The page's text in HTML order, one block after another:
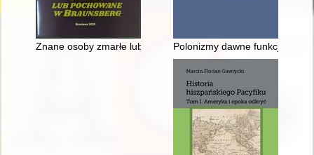
Znane osoby zmarłe lub pochowane w Braunsberg
Polonizmy dawne